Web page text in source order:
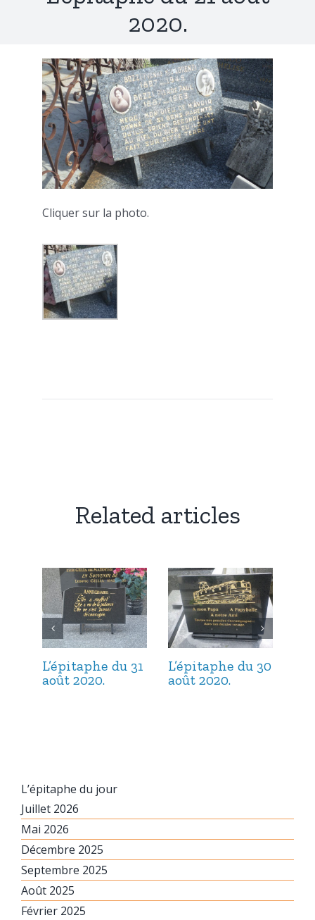
2020.
Cliquer sur la photo.
Related articles
L’épitaphe du 31
août 2020.
L’épitaphe du 30
août 2020.
L’épitaphe du jour
Juillet 2026
Mai 2026
Décembre 2025
Septembre 2025
Août 2025
Février 2025